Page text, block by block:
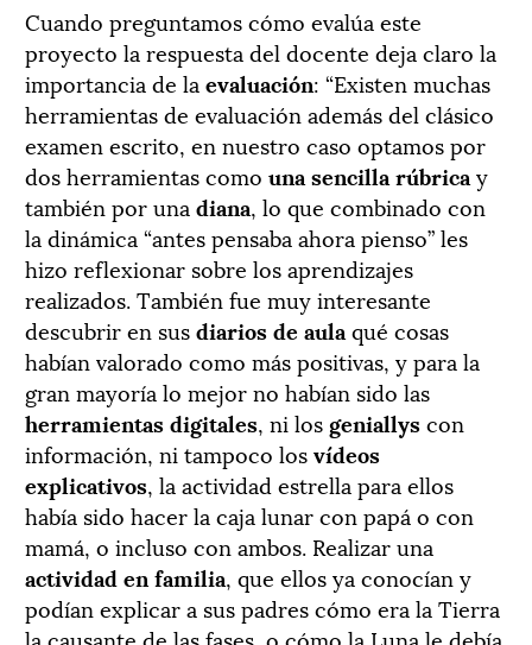
Cuando preguntamos cómo evalúa este
proyecto la respuesta del docente deja claro la
importancia de la evaluación: “Existen muchas
herramientas de evaluación además del clásico
examen escrito, en nuestro caso optamos por
dos herramientas como una sencilla rúbrica y
también por una diana, lo que combinado con
la dinámica “antes pensaba ahora pienso” les
hizo reflexionar sobre los aprendizajes
realizados. También fue muy interesante
descubrir en susdiarios de aula qué cosas
habían valorado como más positivas, y para la
gran mayoría lo mejor no habían sido las
herramientas digitales, ni losgeniallyscon
información, ni tampoco losvídeos
explicativos, la actividad estrella para ellos
había sido hacer la caja lunar con papá o con
mamá, o incluso con ambos. Realizar una
actividad en familia, que ellos ya conocían y
podían explicar a sus padres cómo era la Tierra